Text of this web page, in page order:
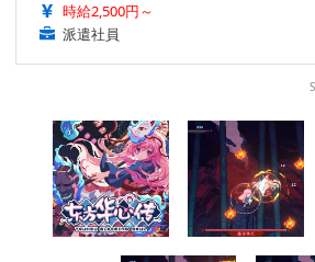
時給2,500円～
派遣社員